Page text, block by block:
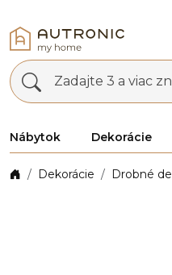
Zadajte 3 a viac
Nábytok Dekorácie
Dekorácie Drobné